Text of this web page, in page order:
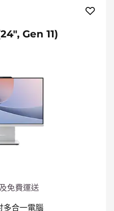
Gen 11)
免費運送
多合一電腦